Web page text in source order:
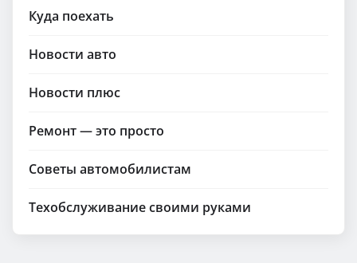
Куда поехать
Новости авто
Новости плюс
Ремонт — это просто
Советы автомобилистам
Техобслуживание своими руками